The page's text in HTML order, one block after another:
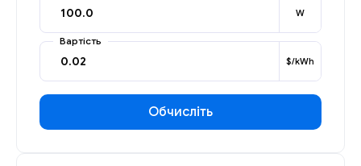
W
Вартість
$/kWh
Обчисліть